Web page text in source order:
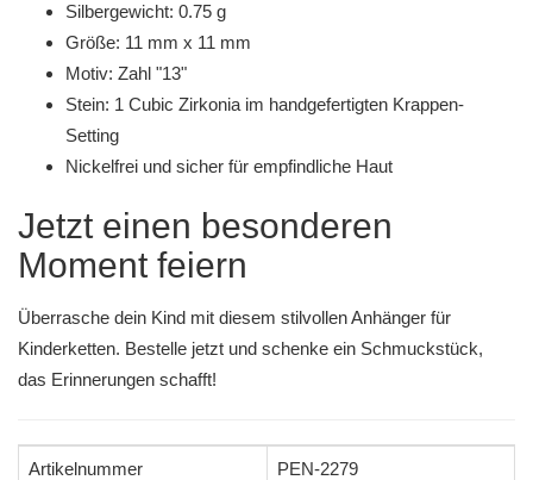
Silbergewicht: 0.75 g
Größe: 11 mm x 11 mm
Motiv: Zahl "13"
Stein: 1 Cubic Zirkonia im handgefertigten Krappen-
Setting
Nickelfrei und sicher für empfindliche Haut
Jetzt einen besonderen
Moment feiern
Überrasche dein Kind mit diesem stilvollen Anhänger für
Kinderketten. Bestelle jetzt und schenke ein Schmuckstück,
das Erinnerungen schafft!
Artikelnummer PEN-2279